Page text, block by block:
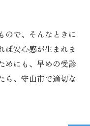
ので、そんなときに
ば安心感が生まれま
めにも、早めの受診
ら、守山市で適切な